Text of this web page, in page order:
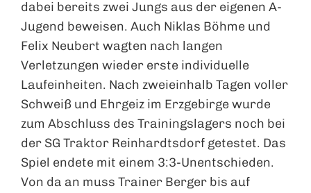
dabei bereits zwei Jungs aus der eigenen A-
Jugend beweisen. Auch Niklas Böhme und
Felix Neubert wagten nach langen
Verletzungen wieder erste individuelle
Laufeinheiten. Nach zweieinhalb Tagen voller
Schweiß und Ehrgeiz im Erzgebirge wurde
zum Abschluss des Trainingslagers noch bei
der SG Traktor Reinhardtsdorf getestet. Das
Spiel endete mit einem 3:3-Unentschieden.
Von da an muss Trainer Berger bis auf